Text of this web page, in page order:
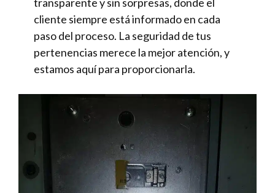
cliente siempre está informado en cada
paso del proceso. La seguridad de tus
pertenencias merece la mejor atención, y
estamos aquí para proporcionarla.